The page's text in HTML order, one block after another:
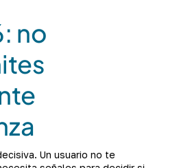
no
Un usuario no te